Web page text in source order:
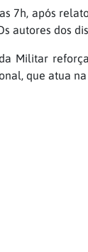
7h, após
autores dos
Militar
que atua